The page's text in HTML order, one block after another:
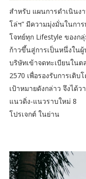
สำหรับ แผนการดำเนินง
โล่ฯ” มีความมุ่งมั่นในกา
โจทย์ทุก Lifestyle ของก
ก้าวขึ้นสู่การเป็นหนึ่งใน
บริษัทเข้าจดทะเบียนใน
2570 เพื่อรองรับการเติบ
เป้าหมายดังกล่าว จึงได้
แนวดิ่ง-แนวราบใหม่ 8
โปรเจกต์ ในย่าน